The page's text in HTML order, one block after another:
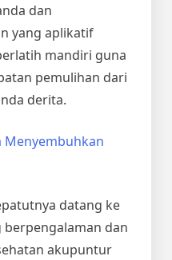
dan
yang aplikatif
mandiri guna
pemulihan dari
derita.
datang ke
dan
akupuntur